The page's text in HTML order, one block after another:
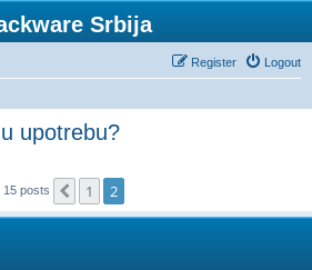
Srbija
Logout
Register
upotrebu?
15 posts Previous
1 2